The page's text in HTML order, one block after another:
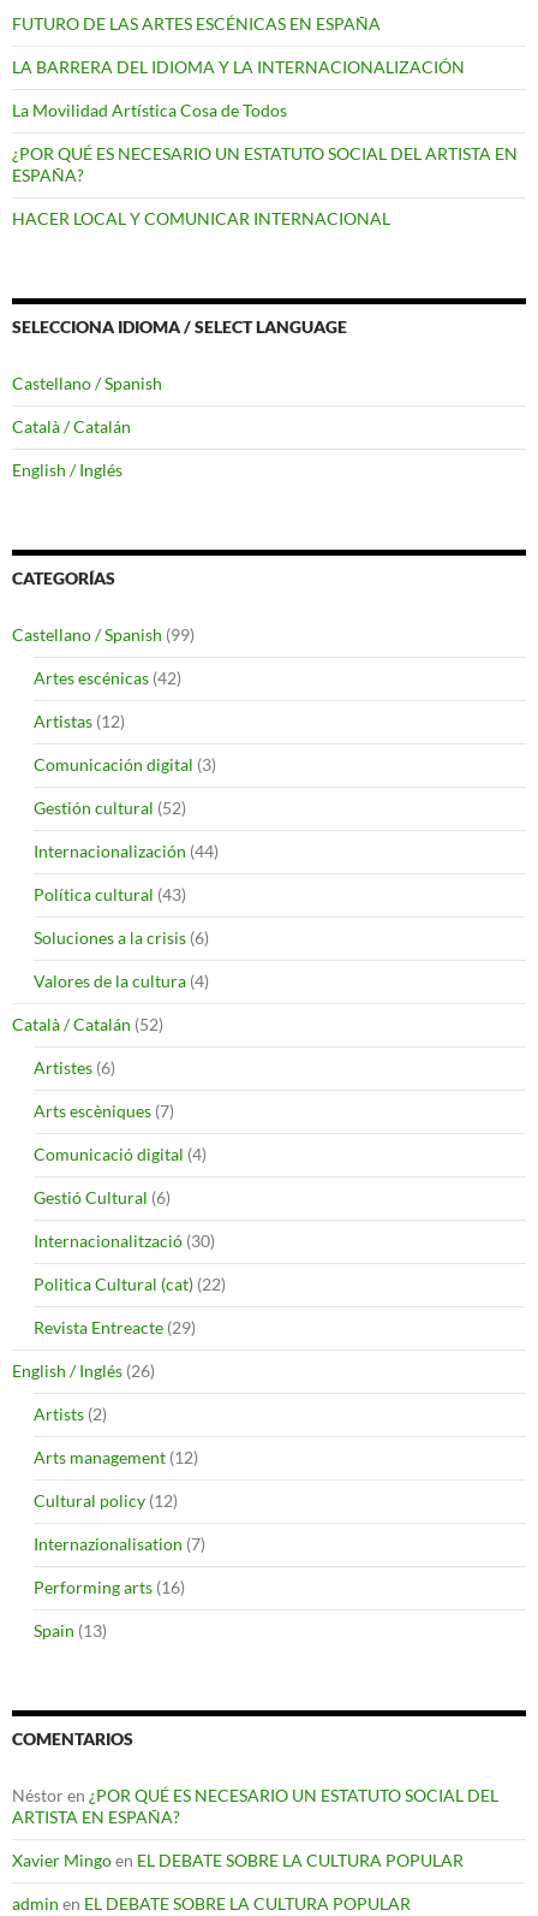
FUTURO DE LAS ARTES ESCÉNICAS EN ESPAÑA
LA BARRERA DEL IDIOMA Y LA INTERNACIONALIZACIÓN
La Movilidad Artística Cosa de Todos
¿POR QUÉ ES NECESARIO UN ESTATUTO SOCIAL DEL ARTISTA EN
ESPAÑA?
HACER LOCAL Y COMUNICAR INTERNACIONAL
SELECCIONA IDIOMA / SELECT LANGUAGE
Castellano / Spanish
Català / Catalán
English / Inglés
CATEGORÍAS
Castellano / Spanish (99)
Artes escénicas (42)
Artistas (12)
Comunicación digital (3)
Gestión cultural (52)
Internacionalización (44)
Política cultural (43)
Soluciones a la crisis (6)
Valores de la cultura (4)
Català / Catalán (52)
Artistes (6)
Arts escèniques (7)
Comunicació digital (4)
Gestió Cultural (6)
Internacionalització (30)
Politica Cultural (cat) (22)
Revista Entreacte (29)
English / Inglés (26)
Artists (2)
Arts management (12)
Cultural policy (12)
Internazionalisation (7)
Performing arts (16)
Spain (13)
COMENTARIOS
Néstoren ¿POR QUÉ ES NECESARIO UN ESTATUTO SOCIAL DEL
ARTISTA EN ESPAÑA?
Xavier Mingoen EL DEBATE SOBRE LA CULTURA POPULAR
admin en EL DEBATE SOBRE LA CULTURA POPULAR